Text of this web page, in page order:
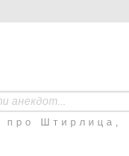
про Штирлица,